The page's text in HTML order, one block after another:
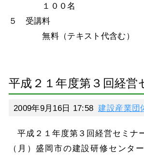
１００名
５ 受講料
無料（テキスト代含む）
平成２１年度第３回経営
2009年9月16日 17:58 建設産業団
平成２１年度第３回経営セミナ
（月）盛岡市の建設研修センタ